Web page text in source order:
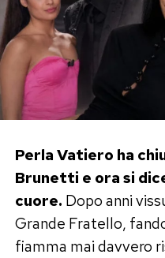
Perla Vatiero ha
Brunetti e ora si
cuore. Dopo anni
Grande Fratello,
fiamma mai davvero